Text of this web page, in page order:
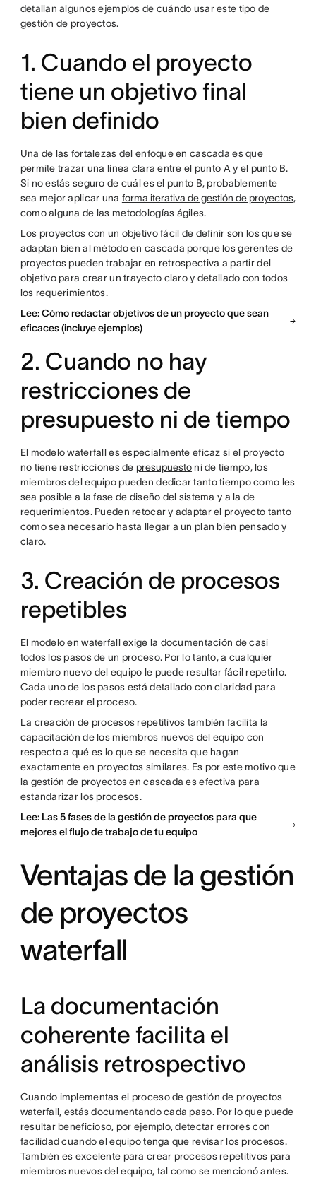
detallan algunos ejemplos de cuándo usar este tipo de
gestión de proyectos.
1. Cuando el proyecto
tiene un objetivo final
bien definido
Una de las fortalezas del enfoque en cascada es que
permite trazar una línea clara entre el punto A y el punto B.
Si no estás seguro de cuál es el punto B, probablemente
sea mejor aplicar una forma iterativa de gestión de proyectos,
como alguna de las metodologías ágiles.
Los proyectos con un objetivo fácil de definir son los que se
adaptan bien al método en cascada porque los gerentes de
proyectos pueden trabajar en retrospectiva a partir del
objetivo para crear un trayecto claro y detallado con todos
los requerimientos.
Lee: Cómo redactar objetivos de un proyecto que sean
eficaces (incluye ejemplos)
2. Cuando no hay
restricciones de
presupuesto ni de tiempo
El modelo waterfall es especialmente eficaz si el proyecto
no tiene restricciones de presupuestoni de tiempo, los
miembros del equipo pueden dedicar tanto tiempo como les
sea posible a la fase de diseño del sistema y a la de
requerimientos. Pueden retocar y adaptar el proyecto tanto
como sea necesario hasta llegar a un plan bien pensado y
claro.
3. Creación de procesos
repetibles
El modelo en waterfall exige la documentación de casi
todos los pasos de un proceso. Por lo tanto, a cualquier
miembro nuevo del equipo le puede resultar fácil repetirlo.
Cada uno de los pasos está detallado con claridad para
poder recrear el proceso.
La creación de procesos repetitivos también facilita la
capacitación de los miembros nuevos del equipo con
respecto a qué es lo que se necesita que hagan
exactamente en proyectos similares. Es por este motivo que
la gestión de proyectos en cascada es efectiva para
estandarizar los procesos.
Lee: Las 5 fases de la gestión de proyectos para que
mejores el flujo de trabajo de tu equipo
Ventajas de la gestión
de proyectos
waterfall
La documentación
coherente facilita el
análisis retrospectivo
Cuando implementas el proceso de gestión de proyectos
waterfall, estás documentando cada paso. Por lo que puede
resultar beneficioso, por ejemplo, detectar errores con
facilidad cuando el equipo tenga que revisar los procesos.
También es excelente para crear procesos repetitivos para
miembros nuevos del equipo, tal como se mencionó antes.